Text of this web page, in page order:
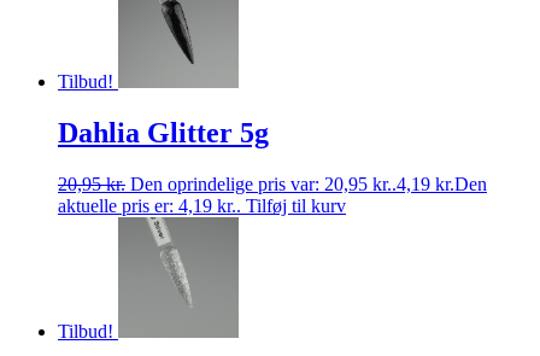
Tilbud!
Dahlia Glitter 5g
20,95kr. Den oprindelige pris var: 20,95 kr..4,19 kr.Den
aktuelle pris er: 4,19 kr.. Tilføj til kurv
Tilbud!